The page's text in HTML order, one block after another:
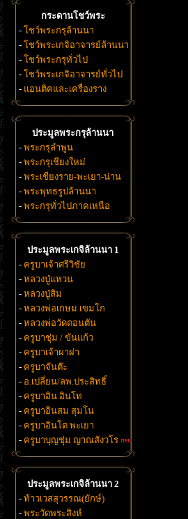
กระดานโชว์พระ
- โชว์พระกรุล้านนา
- โชว์พระเกจิอาจารย์ล้านนา
- โชว์พระกรุทั่วไป
- โชว์พระเกจิอาจารย์ทั่วไป
- แอนติคและเครื่องราง
ประมูลพระกรุล้านนา
- พระกรุลำพูน
- พระกรุเชียงใหม่
- พระเชียงราย-พะเยา-น่าน
- พระพุทธรูปล้านนา
- พระกรุทั่วไปภาคเหนือ
ประมูลพระเกจิล้านนา 1
- ครูบาเจ้าศรีวิชัย
- หลวงปู่แหวน
- หลวงปู่สิม
- หลวงพ่อเกษม เขมโก
- หลวงพ่อวัดดอนตัน
- ครูบาชุ่ม / ขันแก้ว
- ครูบาเจ้าผาผ่า
- ครูบาจันต๊ะ
- อ.เปลี่ยน/ลพ.ประสิทธิ์
- ครูบาอิน อินโท
- ครูบาอินสม สุมโน
- ครูบาอินโต พะเยา
- ครูบาบุญชุ่ม ญาณสังวโร
ประมูลพระเกจิล้านนา 2
- ท้าวเวสสุวรรณ(ยักษ์)
- พระวัดพระสิงห์